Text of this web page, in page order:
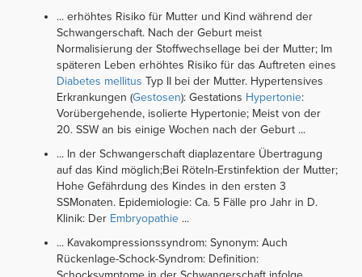
... erhöhtes Risiko für Mutter und Kind während der
Schwangerschaft. Nach der Geburt meist
Normalisierung der Stoffwechsellage bei der Mutter; Im
späteren Leben erhöhtes Risiko für das Auftreten eines
Diabetes mellitus Typ II bei der Mutter. Hypertensives
Erkrankungen (Gestosen): Gestations­ Hypertonie:
Vorübergehende, isolierte Hypertonie; Meist von der
20. SSW an bis einige Wochen nach der Geburt ...
... In der Schwangerschaft diaplazentare Übertragung
auf das Kind möglich;Bei Röteln-Erstinfektion der Mutter;
Hohe Gefährdung des Kindes in den ersten 3
SSMonaten. Epidemiologie: Ca. 5 Fälle pro Jahr in D.
Klinik: Der Embryopathie ...
... Kava­kompressionssyndrom: Synonym: Auch
Rückenlage-Schock-Syndrom: Definition: